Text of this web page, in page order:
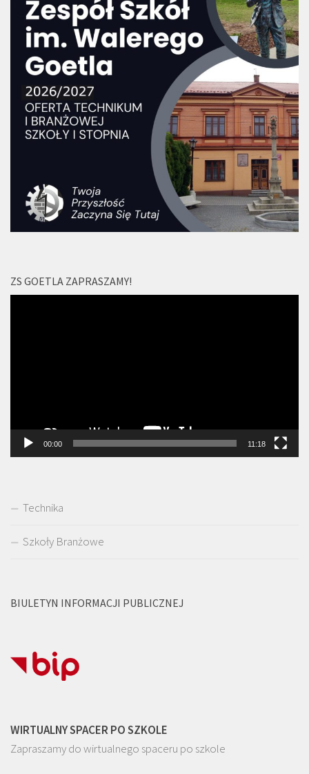
ZS GOETLA ZAPRASZAMY!
00:00 11:18
Technika
Szkoły Branżowe
BIULETYN INFORMACJI PUBLICZNEJ
WIRTUALNY SPACER PO SZKOLE
Zapraszamy do wirtualnego spaceru po szkole